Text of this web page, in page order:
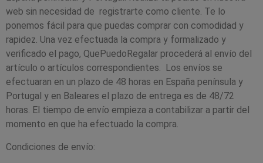
web sin necesidad de registrarte como cliente. Te lo
ponemos fácil para que puedas comprar con comodidad y
rapidez. Una vez efectuada la compra y formalizado y
verificado el pago, QuePuedoRegalar procederá al envío del
artículo o artículos correspondientes. Los envíos se
efectuaran en un plazo de 48 horas en España península y
Portugal y en Baleares el plazo de entrega es de 48/72
horas. El tiempo de envío empieza a contabilizar a partir del
momento en que ha efectuado la compra.
Condiciones de envío: